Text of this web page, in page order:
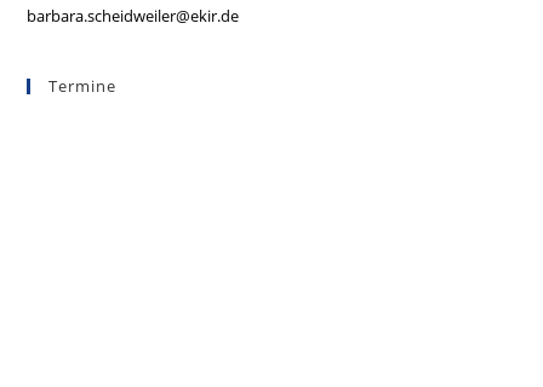
barbara.scheidweiler@ekir.de
Termine